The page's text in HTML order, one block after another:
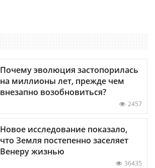
Почему эволюция застопорилась
на миллионы лет, прежде чем
внезапно возобновиться?
2457
Новое исследование показало,
что Земля постепенно заселяет
Венеру жизнью
36435